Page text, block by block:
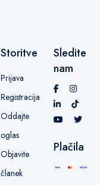
Storitve
Prijava
Registracija
Oddajte
oglas
Objavite
članek
Sledite
nam
Plačila